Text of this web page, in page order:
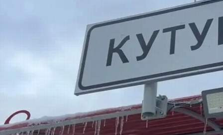
продолжается
358